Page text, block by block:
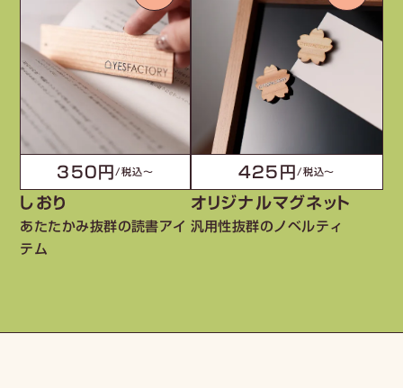
350円/税込〜
しおり
あたたかみ抜群の読書アイ
テム
425円/税込〜
オリジナルマグネット
汎用性抜群のノベルティ